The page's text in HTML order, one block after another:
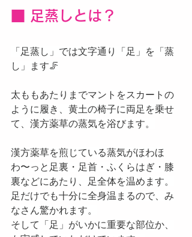
■ 足蒸しとは？
「足蒸し」では文字通り「足」を「蒸
し」ます🦵
太ももあたりまでマントをスカートの
ように履き、黄土の椅子に両足を乗せ
て、漢方薬草の蒸気を浴びます。
漢方薬草を煎じている蒸気がほわほ
わ〜っと足裏・足首・ふくらはぎ・膝
裏などにあたり、足全体を温めます。
足だけでも十分に全身温まるので、み
なさん驚かれます。
そして「足」がいかに重要な部位か、